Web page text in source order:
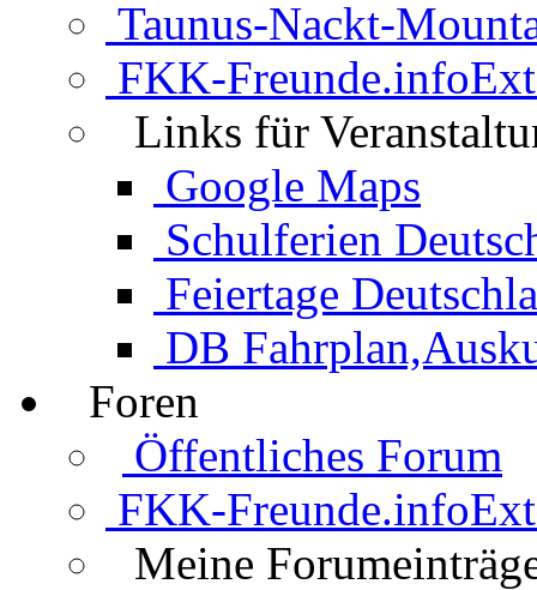
Taunus-Nackt-
FKK-Freunde.info
Links für
Google Maps
Schulferien
Feiertage
DB
Foren
Öffentliches Forum
FKK-Freunde.info
Meine